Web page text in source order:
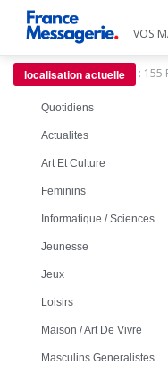
VOS
localisation actuelle : 155
Quotidiens
Actualites
Art Et Culture
Feminins
Informatique / Sciences
Jeunesse
Jeux
Loisirs
Maison / Art De Vivre
Masculins Generalistes